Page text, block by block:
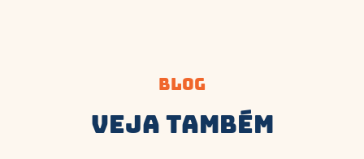
Blog
Veja Também